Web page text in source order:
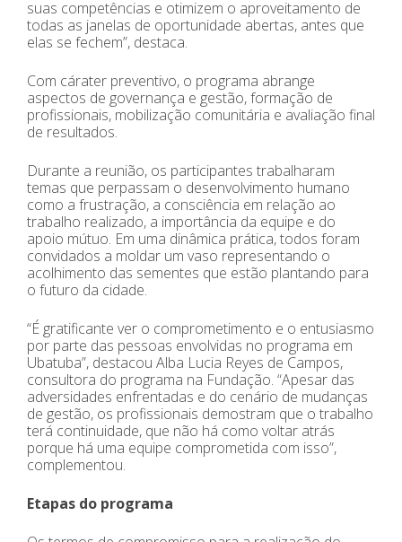
suas competências e otimizem o aproveitamento de
todas as janelas de oportunidade abertas, antes que
elas se fechem”, destaca.
Com cárater preventivo, o programa abrange
aspectos de governança e gestão, formação de
profissionais, mobilização comunitária e avaliação final
de resultados.
Durante a reunião, os participantes trabalharam
temas que perpassam o desenvolvimento humano
como a frustração, a consciência em relação ao
trabalho realizado, a importância da equipe e do
apoio mútuo. Em uma dinâmica prática, todos foram
convidados a moldar um vaso representando o
acolhimento das sementes que estão plantando para
o futuro da cidade.
“É gratificante ver o comprometimento e o entusiasmo
por parte das pessoas envolvidas no programa em
Ubatuba”, destacou Alba Lucia Reyes de Campos,
consultora do programa na Fundação. “Apesar das
adversidades enfrentadas e do cenário de mudanças
de gestão, os profissionais demostram que o trabalho
terá continuidade, que não há como voltar atrás
porque há uma equipe comprometida com isso”,
complementou.
Etapas do programa